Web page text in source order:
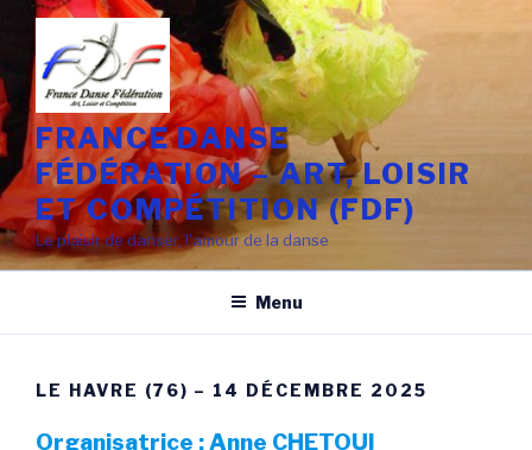
Aller
contenu
principal
FRANCE DANSE
FÉDÉRATION – ART, LOISIR
ET COMPÉTITION (FDF)
Le plaisir de danser, l'amour de la danse
Menu
LE HAVRE (76) – 14 DÉCEMBRE 2025
Organisatrice : Anne CHETOUI